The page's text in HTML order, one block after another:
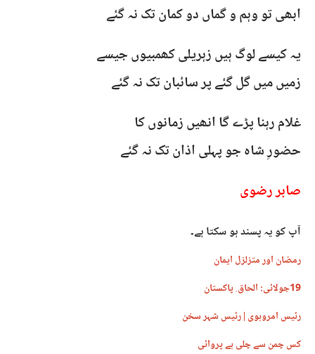
ابھی تو وہم و گماں دو کمان تک نہ گئے
یہ کیسے لوگ ہیں زہریلی کھمبیوں جیسے
زمیں میں گل گئے پر سائبان تک نہ گئے
غلام رہنا پڑے گا انھیں زمانوں کا
حضورِ شاہ جو پہلی اذان تک نہ گئے
صابر رضوی
آپ کو یہ پسند ہو سکتا ہے۔
رمضان اور متزلزل ایمان
19جولائی: الحاق ِ پاکستان
رئیس امروہوی | رئیس شہر سخن
کس چمن سے چلی ہے پروائی